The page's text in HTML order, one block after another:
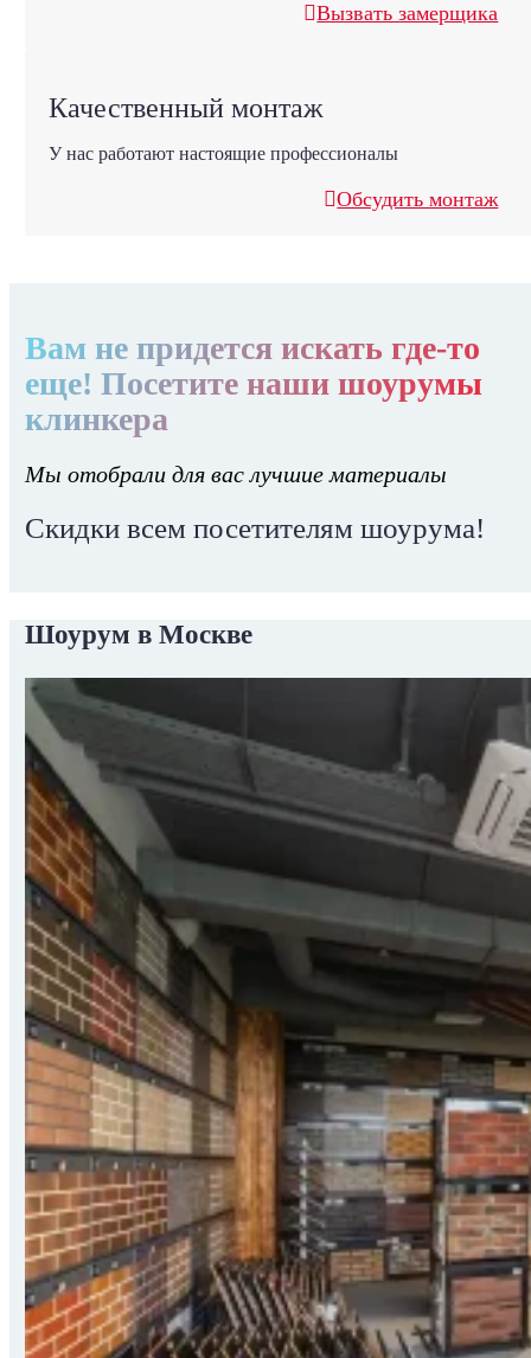
Вызвать замерщика
Качественный монтаж
У нас работают настоящие профессионалы
Обсудить монтаж
Вам не придется искать где-то
еще! Посетите наши шоурумы
клинкера
Мы отобрали для вас лучшие материалы
Скидки всем посетителям шоурума!
Шоурум в Москве